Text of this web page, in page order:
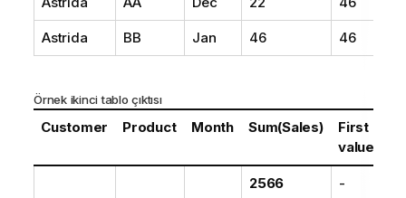
Astrida BB Jan 46 46
Örnek ikinci tablo çıktısı
Customer Product Month Sum(Sales)
First
value
2566 -